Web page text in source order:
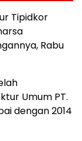
Tipidkor
Rabu
Umum PT.
dengan 2014